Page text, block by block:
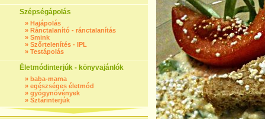
Szépségápolás
» Hajápolás
» Ránctalanító - ránctalanítás
» Smink
» Szőrtelenítés - IPL
» Testápolás
Életmódinterjúk - könyvajánlók
» baba-mama
» egészséges életmód
» gyógynövények
» Sztárinterjúk